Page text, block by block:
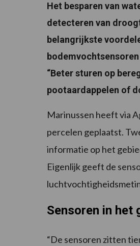
Het besparen van
detecteren van
belangrijkste
“Beter sturen op
pootaardappelen of
Marinussen heeft via
percelen geplaatst.
informatie op het
Eigenlijk geeft de
Sensoren in het
“De sensoren zitten